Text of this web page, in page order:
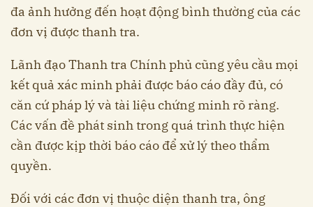
đa ảnh hưởng đến hoạt động bình thường của các
đơn vị được thanh tra.
Lãnh đạo Thanh tra Chính phủ cũng yêu cầu mọi
kết quả xác minh phải được báo cáo đầy đủ, có
căn cứ pháp lý và tài liệu chứng minh rõ ràng.
Các vấn đề phát sinh trong quá trình thực hiện
cần được kịp thời báo cáo để xử lý theo thẩm
quyền.
Đối với các đơn vị thuộc diện thanh tra, ông